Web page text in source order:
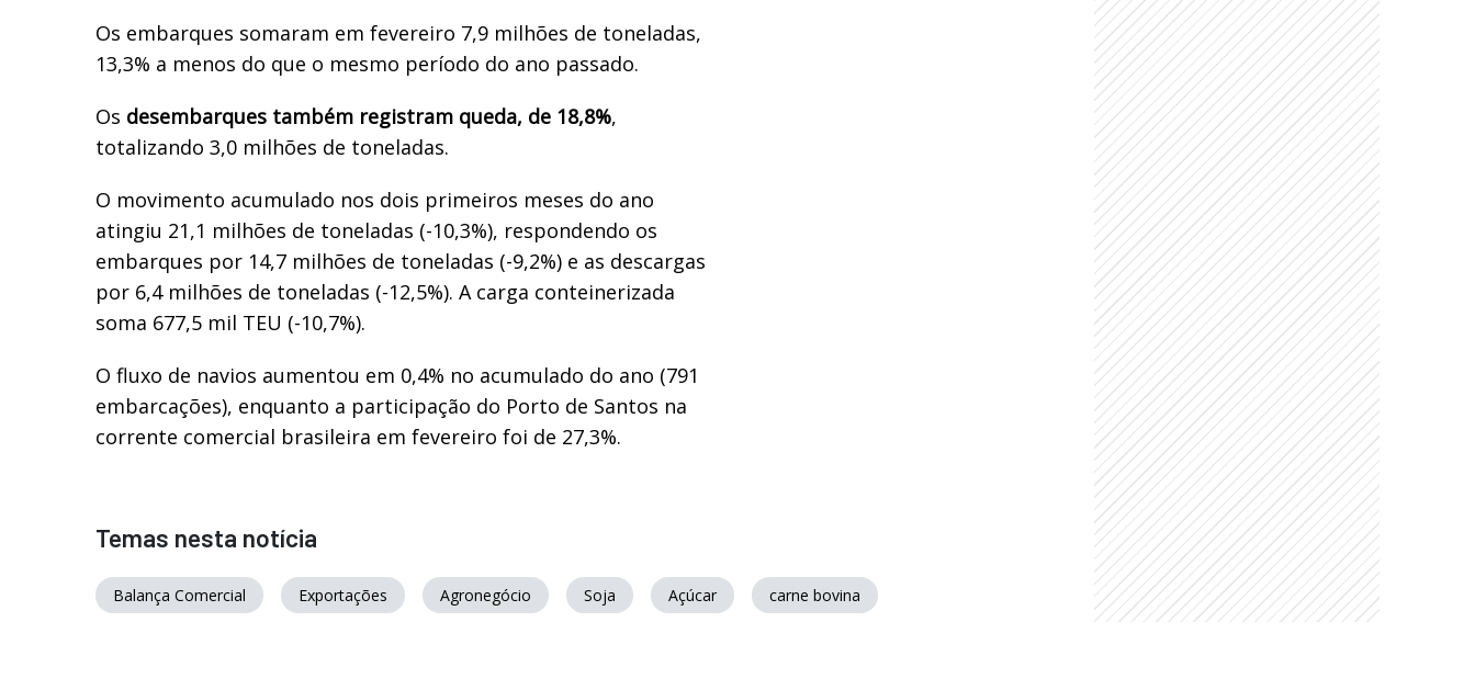
Os embarques somaram em fevereiro 7,9 milhões de toneladas,
13,3% a menos do que o mesmo período do ano passado.
Os desembarques também registram queda, de 18,8%,
totalizando 3,0 milhões de toneladas.
O movimento acumulado nos dois primeiros meses do ano
atingiu 21,1 milhões de toneladas (-10,3%), respondendo os
embarques por 14,7 milhões de toneladas (-9,2%) e as descargas
por 6,4 milhões de toneladas (-12,5%). A carga conteinerizada
soma 677,5 mil TEU (-10,7%).
O fluxo de navios aumentou em 0,4% no acumulado do ano (791
embarcações), enquanto a participação do Porto de Santos na
corrente comercial brasileira em fevereiro foi de 27,3%.
Temas nesta notícia
Balança Comercial Exportações Agronegócio Soja Açúcar carne bovina